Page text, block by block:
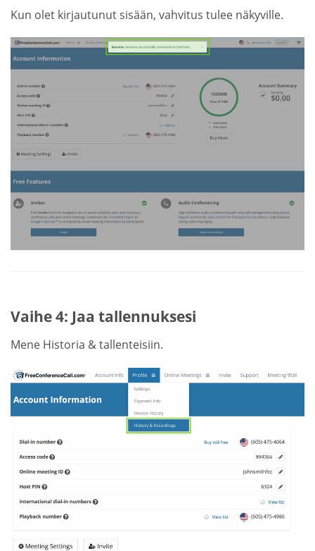
Kun olet kirjautunut sisään, vahvitus tulee näkyville.
Vaihe 4: Jaa tallennuksesi
Mene Historia & tallenteisiin.